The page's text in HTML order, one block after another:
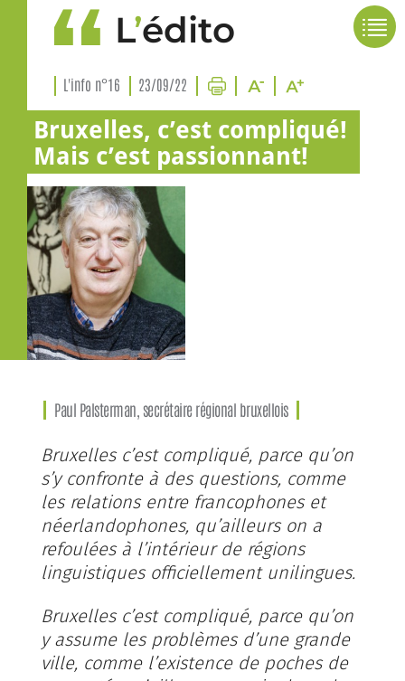
L’édito
L'info n°16 23/09/22
Bruxelles, c’est compliqué!
Mais c’est passionnant!
Paul Palsterman, secrétaire régional bruxellois
Bruxelles c’est compliqué, parce qu’on
s’y confronte à des questions, comme
les relations entre francophones et
néerlandophones, qu’ailleurs on a
refoulées à l’intérieur de régions
linguistiques officiellement unilingues.
Bruxelles c’est compliqué, parce qu’on
y assume les problèmes d’une grande
ville, comme l’existence de poches de